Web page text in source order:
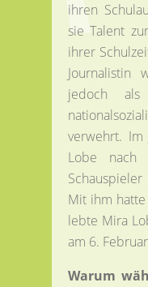
ihren
sie Talent
ihrer
Journalistin
jedoch
verwehrt. Im
Lobe nach
Mit ihm
lebte Mira
am 6.
Warum